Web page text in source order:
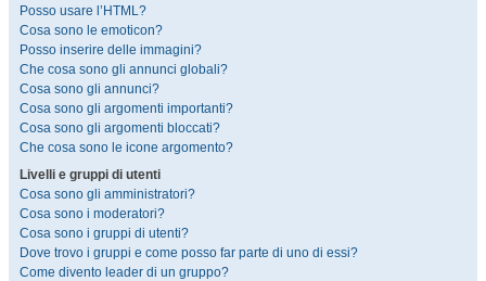
Posso usare l’HTML?
Cosa sono le emoticon?
Posso inserire delle immagini?
Che cosa sono gli annunci globali?
Cosa sono gli annunci?
Cosa sono gli argomenti importanti?
Cosa sono gli argomenti bloccati?
Che cosa sono le icone argomento?
Livelli e gruppi di utenti
Cosa sono gli amministratori?
Cosa sono i moderatori?
Cosa sono i gruppi di utenti?
Dove trovo i gruppi e come posso far parte di uno di essi?
Come divento leader di un gruppo?